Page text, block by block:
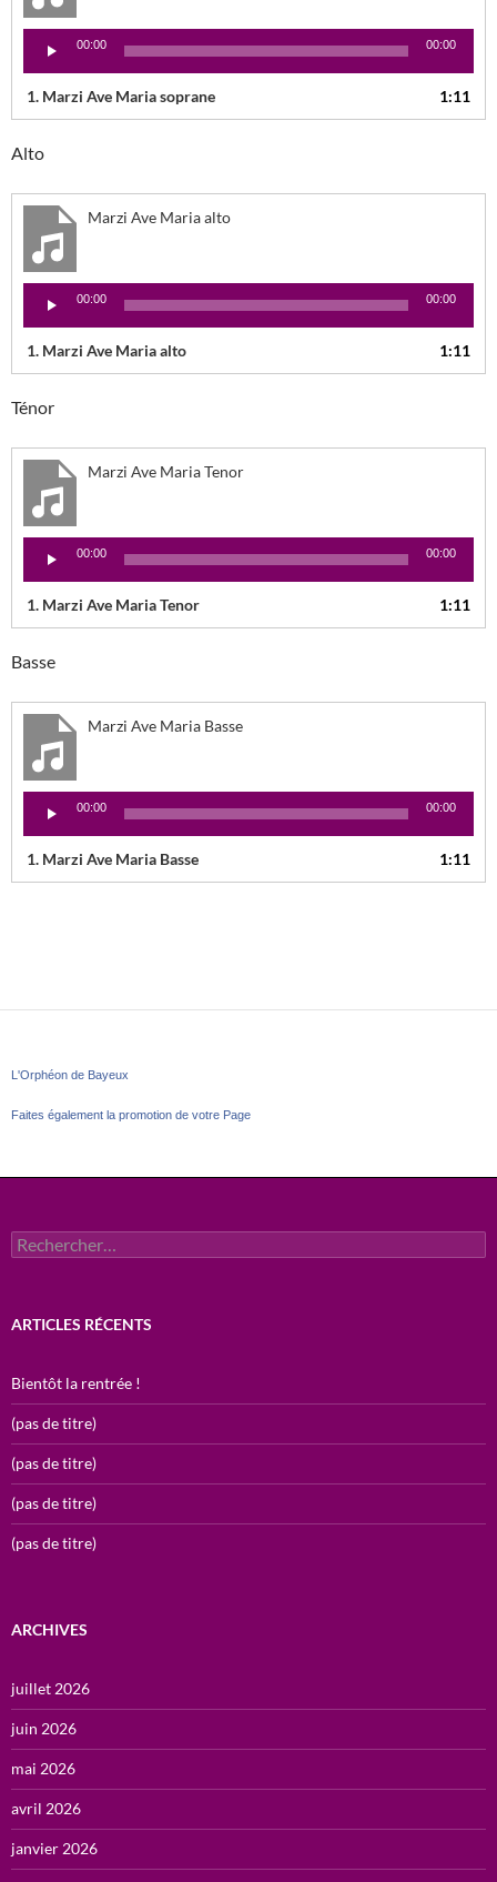
audio
00:00 00:00
1. Marzi Ave Maria soprane 1:11
Alto
Marzi Ave Maria alto
audio
00:00 00:00
1. Marzi Ave Maria alto 1:11
Ténor
Marzi Ave Maria Tenor
audio
00:00 00:00
1. Marzi Ave Maria Tenor 1:11
Basse
Marzi Ave Maria Basse
audio
00:00 00:00
1. Marzi Ave Maria Basse 1:11
L'Orphéon de Bayeux
Faites également la promotion de votre Page
Rechercher :
ARTICLES RÉCENTS
Bientôt la rentrée !
(pas de titre)
(pas de titre)
(pas de titre)
(pas de titre)
ARCHIVES
juillet 2026
juin 2026
mai 2026
avril 2026
janvier 2026